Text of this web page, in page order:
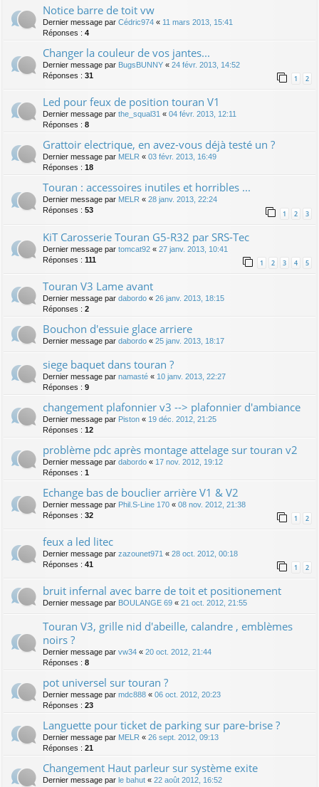
Notice barre de toit vw
Dernier message par Cédric974 « 11 mars 2013, 15:41
Réponses : 4
Changer la couleur de vos jantes...
Dernier message par BugsBUNNY « 24 févr. 2013, 14:52
Réponses : 31 1 2
Led pour feux de position touran V1
Dernier message par the_squal31 « 04 févr. 2013, 12:11
Réponses : 8
Grattoir electrique, en avez-vous déjà testé un ?
Dernier message par MELR « 03 févr. 2013, 16:49
Réponses : 18
Touran : accessoires inutiles et horribles ...
Dernier message par MELR « 28 janv. 2013, 22:24
Réponses : 53 1 2 3
KiT Carosserie Touran G5-R32 par SRS-Tec
Dernier message par tomcat92 « 27 janv. 2013, 10:41
Réponses : 111 1 2 3 4 5
Touran V3 Lame avant
Dernier message par dabordo « 26 janv. 2013, 18:15
Réponses : 2
Bouchon d'essuie glace arriere
Dernier message par dabordo « 25 janv. 2013, 18:17
siege baquet dans touran ?
Dernier message par namasté « 10 janv. 2013, 22:27
Réponses : 9
changement plafonnier v3 --> plafonnier d'ambiance
Dernier message par Piston « 19 déc. 2012, 21:25
Réponses : 12
problème pdc après montage attelage sur touran v2
Dernier message par dabordo « 17 nov. 2012, 19:12
Réponses : 1
Echange bas de bouclier arrière V1 & V2
Dernier message par Phil.S-Line 170 « 08 nov. 2012, 21:38
Réponses : 32 1 2
feux a led litec
Dernier message par zazounet971 « 28 oct. 2012, 00:18
Réponses : 41 1 2
bruit infernal avec barre de toit et positionement
Dernier message par BOULANGE 69 « 21 oct. 2012, 21:55
Touran V3, grille nid d'abeille, calandre , emblèmes
noirs ?
Dernier message par vw34 « 20 oct. 2012, 21:44
Réponses : 8
pot universel sur touran ?
Dernier message par mdc888 « 06 oct. 2012, 20:23
Réponses : 23
Languette pour ticket de parking sur pare-brise ?
Dernier message par MELR « 26 sept. 2012, 09:13
Réponses : 21
Changement Haut parleur sur système exite
Dernier message par le bahut « 22 août 2012, 16:52